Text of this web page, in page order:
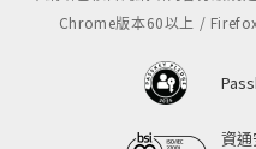
Chrome版本60以上 /
資